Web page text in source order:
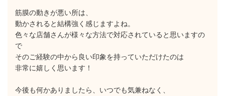
筋膜の動きが悪い所は、
動かされると結構強く感じますよね。
色々な店舗さんが様々な方法で対応されていると思いますの
で
そのご経験の中から良い印象を持っていただけたのは
非常に嬉しく思います！
今後も何かありましたら、いつでも気兼ねなく、